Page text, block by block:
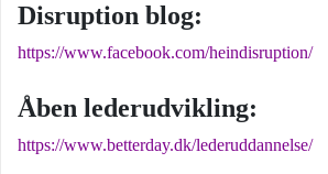
Disruption blog:
https://www.facebook.com/heindisruption/
Åben lederudvikling:
https://www.betterday.dk/lederuddannelse/